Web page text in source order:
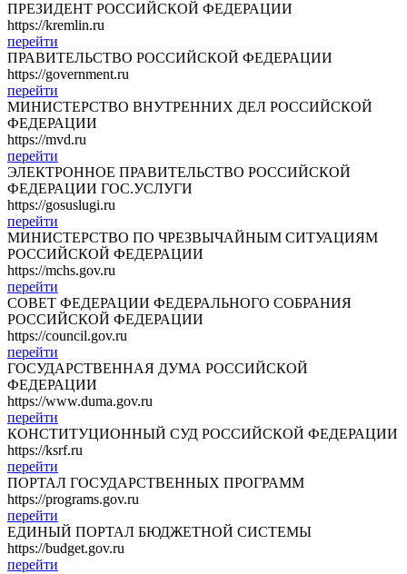
ПРЕЗИДЕНТ РОССИЙСКОЙ ФЕДЕРАЦИИ
https://kremlin.ru
перейти
ПРАВИТЕЛЬСТВО РОССИЙСКОЙ ФЕДЕРАЦИИ
https://government.ru
перейти
МИНИСТЕРСТВО ВНУТРЕННИХ ДЕЛ РОССИЙСКОЙ
ФЕДЕРАЦИИ
https://mvd.ru
перейти
ЭЛЕКТРОННОЕ ПРАВИТЕЛЬСТВО РОССИЙСКОЙ
ФЕДЕРАЦИИ ГОС.УСЛУГИ
https://gosuslugi.ru
перейти
МИНИСТЕРСТВО ПО ЧРЕЗВЫЧАЙНЫМ СИТУАЦИЯМ
РОССИЙСКОЙ ФЕДЕРАЦИИ
https://mchs.gov.ru
перейти
СОВЕТ ФЕДЕРАЦИИ ФЕДЕРАЛЬНОГО СОБРАНИЯ
РОССИЙСКОЙ ФЕДЕРАЦИИ
https://council.gov.ru
перейти
ГОСУДАРСТВЕННАЯ ДУМА РОССИЙСКОЙ
ФЕДЕРАЦИИ
https://www.duma.gov.ru
перейти
КОНСТИТУЦИОННЫЙ СУД РОССИЙСКОЙ ФЕДЕРАЦИИ
https://ksrf.ru
перейти
ПОРТАЛ ГОСУДАРСТВЕННЫХ ПРОГРАММ
https://programs.gov.ru
перейти
ЕДИНЫЙ ПОРТАЛ БЮДЖЕТНОЙ СИСТЕМЫ
https://budget.gov.ru
перейти